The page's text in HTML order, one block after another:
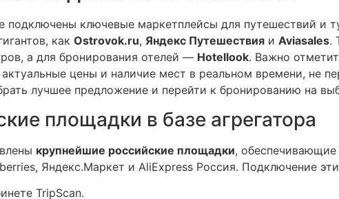
подключены ключевые маркетплейсы для путешествий и
как Ostrovok.ru, Яндекс Путешествия и Aviasales.
а для бронирования отелей — Hotellook. Важно
актуальные цены и наличие мест в реальном времени, не
лучшее предложение и перейти к бронированию на
площадки в базе агрегатора
крупнейшие российские площадки,
Яндекс.Маркет и AliExpress Россия. Подключение
TripScan.